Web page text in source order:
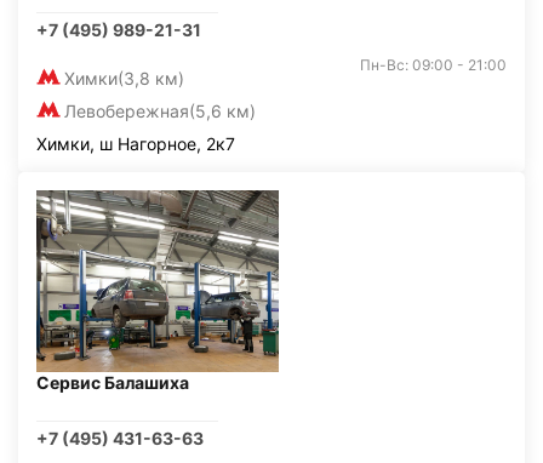
+7 (495) 989-21-31
Химки(3,8 км)
Левобережная(5,6 км)
Пн-Вс: 09:00 - 21:00
Химки, ш Нагорное, 2к7
Сервис Балашиха
+7 (495) 431-63-63